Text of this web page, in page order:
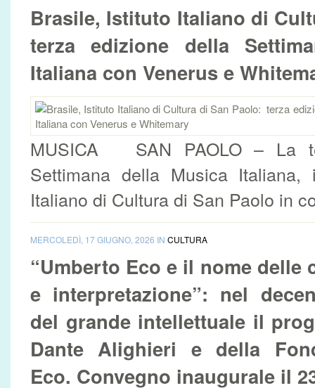
Brasile, Istituto Italiano di
terza edizione della
Italiana con Venerus e
MUSICA SAN PAOLO – La
Settimana della Musica Italiana,
Italiano di Cultura di San Paolo in
MERCOLEDÌ, 17 GIUGNO, 2026 IN CULTURA
“Umberto Eco e il nome delle
e interpretazione”: nel
del grande intellettuale il
Dante Alighieri e della
Eco. Convegno inaugurale il